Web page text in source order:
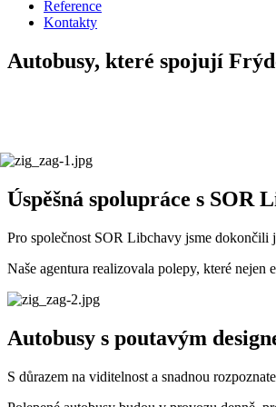
Reference
Kontakty
Autobusy, které spojují
Úspěšná spolupráce s SOR
Pro společnost SOR Libchavy jsme dokončili
Naše agentura realizovala polepy, které
Autobusy s poutavým
S důrazem na viditelnost a snadnou